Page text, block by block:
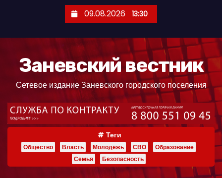
09.08.2026 13:30
Заневский вестник
Сетевое издание Заневского городского поселения
Теги
Общество Власть Молодёжь СВО
Образование
Семья
Безопасность